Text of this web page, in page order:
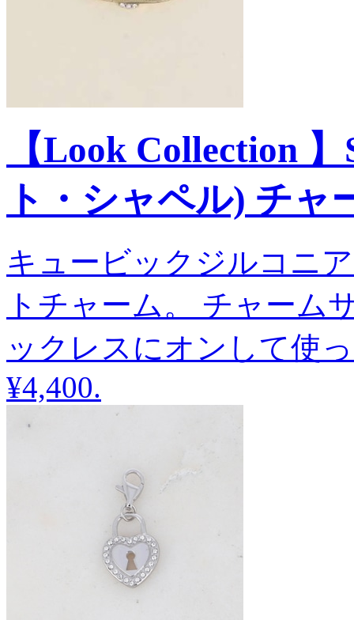
【Look Collection
ト・シャペル) チャ
キュービックジルコニ
トチャーム。 チャーム
ックレスにオンして使
¥4,400.